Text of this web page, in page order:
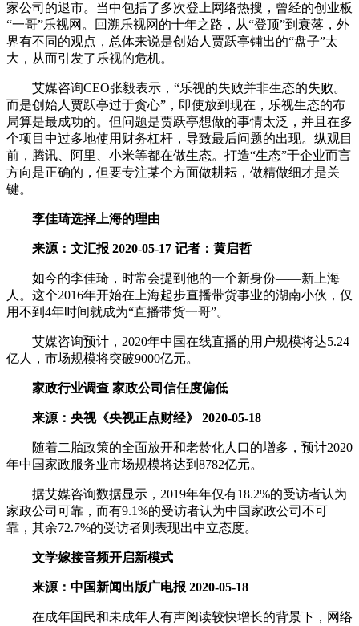
家公司的退市。当中包括了多次登上网络热搜，曾经的创业板
“一哥”乐视网。回溯乐视网的十年之路，从“登顶”到衰落，外
界有不同的观点，总体来说是创始人贾跃亭铺出的“盘子”太
大，从而引发了乐视的危机。
艾媒咨询CEO张毅表示，“乐视的失败并非生态的失败。
而是创始人贾跃亭过于贪心”，即使放到现在，乐视生态的布
局算是最成功的。但问题是贾跃亭想做的事情太泛，并且在多
个项目中过多地使用财务杠杆，导致最后问题的出现。纵观目
前，腾讯、阿里、小米等都在做生态。打造“生态”于企业而言
方向是正确的，但要专注某个方面做耕耘，做精做细才是关
键。
李佳琦选择上海的理由
来源：文汇报 2020-05-17 记者：黄启哲
如今的李佳琦，时常会提到他的一个新身份——新上海
人。这个2016年开始在上海起步直播带货事业的湖南小伙，仅
用不到4年时间就成为“直播带货一哥”。
艾媒咨询预计，2020年中国在线直播的用户规模将达5.24
亿人，市场规模将突破9000亿元。
家政行业调查 家政公司信任度偏低
来源：央视《央视正点财经》 2020-05-18
随着二胎政策的全面放开和老龄化人口的增多，预计2020
年中国家政服务业市场规模将达到8782亿元。
据艾媒咨询数据显示，2019年年仅有18.2%的受访者认为
家政公司可靠，而有9.1%的受访者认为中国家政公司不可
靠，其余72.7%的受访者则表现出中立态度。
文学嫁接音频开启新模式
来源：中国新闻出版广电报 2020-05-18
在成年国民和未成年人有声阅读较快增长的背景下，网络